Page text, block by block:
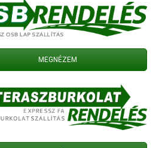
MEGNÉZEM